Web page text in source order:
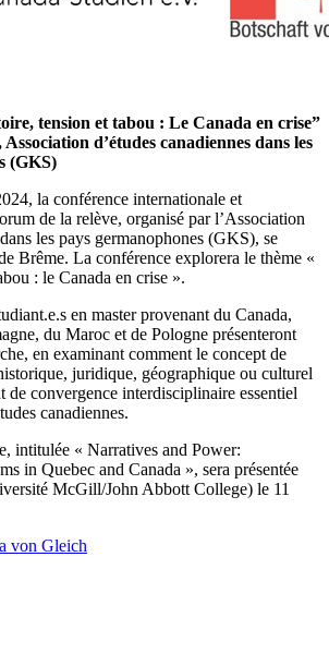
tension et tabou : Le Canada en crise”
d’études canadiennes dans les
(GKS)
la conférence internationale et
de la relève, organisé par l’Association
les pays germanophones (GKS), se
Brême. La conférence explorera le thème «
: le Canada en crise ».
en master provenant du Canada,
du Maroc et de Pologne présenteront
en examinant comment le concept de
juridique, géographique ou culturel
convergence interdisciplinaire essentiel
canadiennes.
intitulée « Narratives and Power:
in Quebec and Canada », sera présentée
McGill/John Abbott College) le 11
von Gleich